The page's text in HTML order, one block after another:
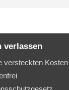
verlassen
versteckten Kosten